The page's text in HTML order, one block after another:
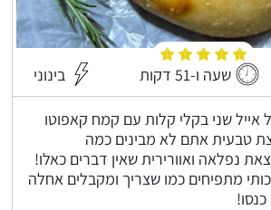
שעה ו-51 דקות בינוני
אייל שני בקלי קלות עם קמח קאפוטו
טבעית אתם לא מבינים כמה
נפלאה ואוורירית שאין דברים כאלו!
מתפיחים כמו שצריך ומקבלים אחלה